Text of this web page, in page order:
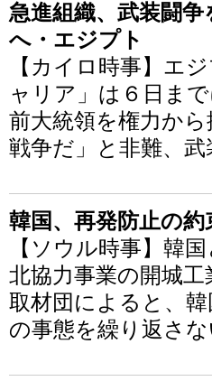
急進組織、武装闘
へ・エジプト
【カイロ時事】エ
ャリア」は６日ま
前大統領を権力か
戦争だ」と非難、
韓国、再発防止の
【ソウル時事】韓
北協力事業の開城
取材団によると、
の事態を繰り返さ